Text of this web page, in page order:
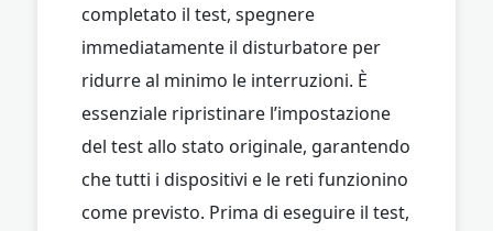
completato il test, spegnere
immediatamente il disturbatore per
ridurre al minimo le interruzioni. È
essenziale ripristinare l’impostazione
del test allo stato originale, garantendo
che tutti i dispositivi e le reti funzionino
come previsto. Prima di eseguire il test,